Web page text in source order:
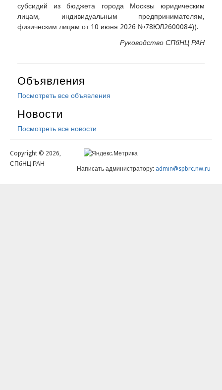
субсидий из бюджета города Москвы юридическим
лицам, индивидуальным предпринимателям,
физическим лицам от 10 июня 2026 №78ЮЛ2600084)).
Руководство СПбНЦ РАН
Объявления
Посмотреть все объявления
Новости
Посмотреть все новости
Copyright © 2026,
СПбНЦ РАН
Написать администратору: admin@spbrc.nw.ru